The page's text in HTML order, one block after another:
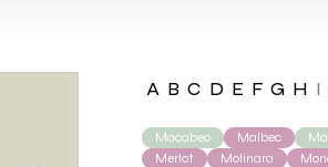
A B C D E F G H I
Macabeo Malbec
Merlot
Molinara